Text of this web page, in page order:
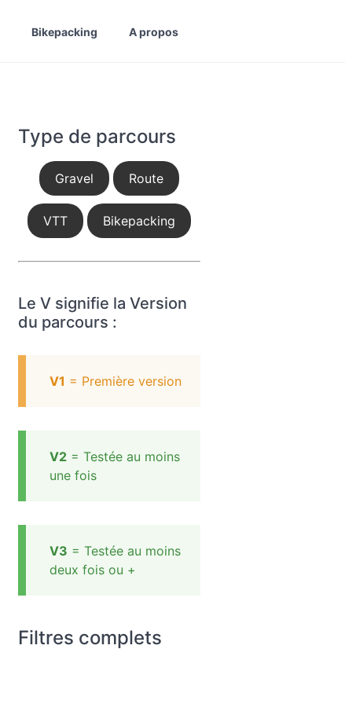
Bikepacking A propos
Type de parcours
Gravel Route
VTT Bikepacking
Le V signifie la Version
du parcours :
V1 = Première version
V2 = Testée au moins
une fois
V3 = Testée au moins
deux fois ou +
Filtres complets